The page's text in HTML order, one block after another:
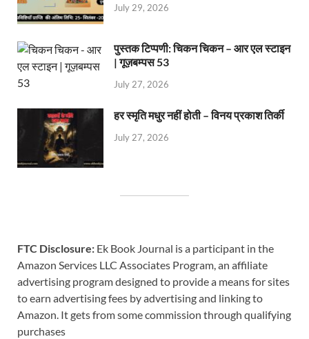
July 29, 2026
पुस्तक टिप्पणी: चिकन चिकन – आर एल स्टाइन
| गूज़बम्पस 53
July 27, 2026
हर स्मृति मधुर नहीं होती – विनय प्रकाश तिर्की
July 27, 2026
FTC Disclosure: Ek Book Journal is a participant in the
Amazon Services LLC Associates Program, an affiliate
advertising program designed to provide a means for sites
to earn advertising fees by advertising and linking to
Amazon. It gets from some commission through qualifying
purchases